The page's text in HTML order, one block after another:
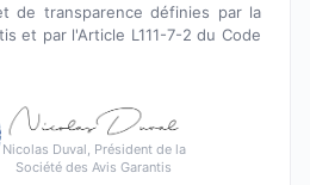
de transparence définies par la
et par l'Article L111-7-2 du Code
Nicolas Duval, Président de la
Société des Avis Garantis